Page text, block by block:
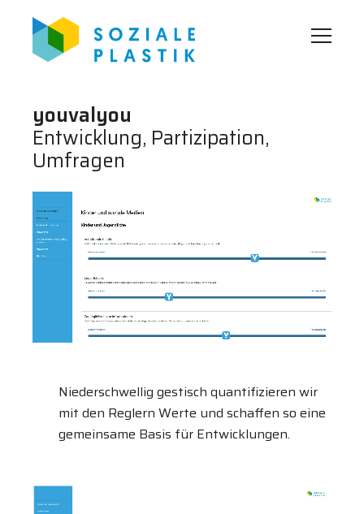
youvalyou
Entwicklung, Partizipation,
Umfragen
Niederschwellig gestisch quantifizieren wir
mit den Reglern Werte und schaffen so eine
gemeinsame Basis für Entwicklungen.